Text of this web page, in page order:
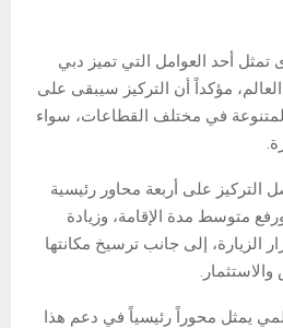
تمثل أحد العوامل التي تميز دبي
مؤكداً أن التركيز سيبقى على
في مختلف القطاعات، سواء
على أربعة محاور رئيسية
متوسط مدة الإقامة، وزيادة
الزيارة، إلى جانب ترسيخ مكانتها
يمثل محوراً رئيسياً في دعم هذا